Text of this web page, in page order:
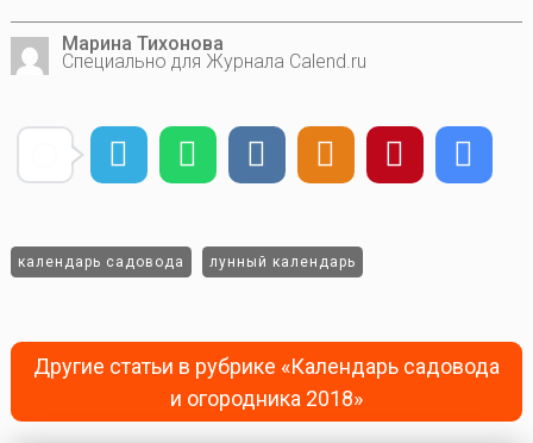
Марина Тихонова
Специально для Журнала Calend.ru
календарь садовода лунный календарь
Другие статьи в рубрике «Календарь садовода
и огородника 2018»